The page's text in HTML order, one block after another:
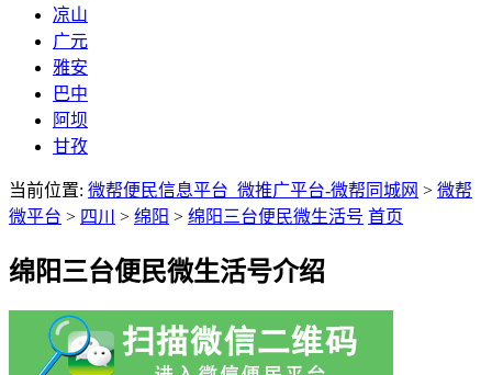
凉山
广元
雅安
巴中
阿坝
甘孜
当前位置: 微帮便民信息平台_微推广平台-微帮同城网 > 微帮
微平台 > 四川 > 绵阳 > 绵阳三台便民微生活号 首页
绵阳三台便民微生活号介绍